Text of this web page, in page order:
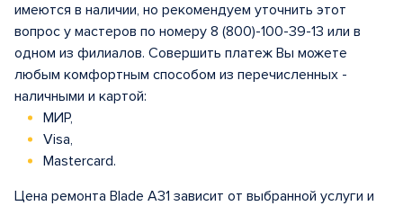
имеются в наличии, но рекомендуем уточнить этот
вопрос у мастеров по номеру 8 (800)-100-39-13 или в
одном из филиалов. Совершить платеж Вы можете
любым комфортным способом из перечисленных -
наличными и картой:
МИР,
Visa,
Mastercard.
Цена ремонта Blade A31 зависит от выбранной услуги и